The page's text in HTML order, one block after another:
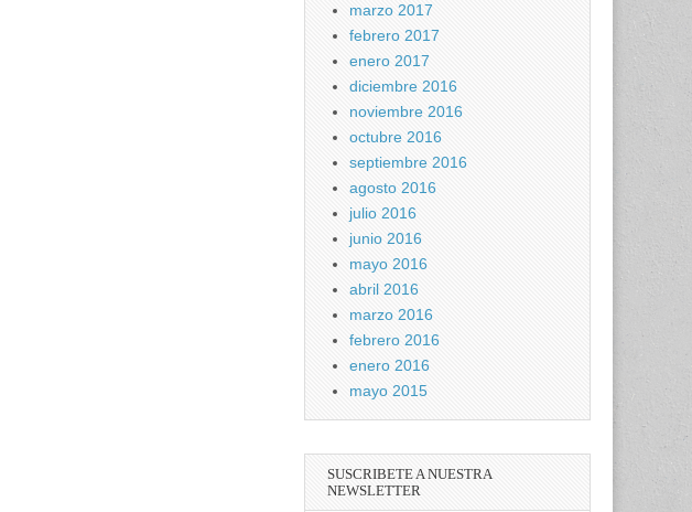
marzo 2017
febrero 2017
enero 2017
diciembre 2016
noviembre 2016
octubre 2016
septiembre 2016
agosto 2016
julio 2016
junio 2016
mayo 2016
abril 2016
marzo 2016
febrero 2016
enero 2016
mayo 2015
SUSCRIBETE A NUESTRA
NEWSLETTER